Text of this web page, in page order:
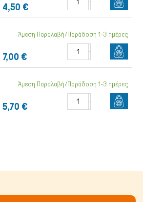
4,50 €
Άμεση Παραλαβή/Παράδοση 1-3 ημέρες
7,00 €
Άμεση Παραλαβή/Παράδοση 1-3 ημέρες
5,70 €